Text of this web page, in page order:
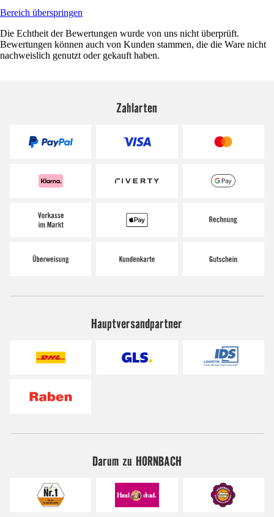
Bereich überspringen
Die Echtheit der Bewertungen wurde von uns nicht überprüft.
Bewertungen können auch von Kunden stammen, die die Ware nicht
nachweislich genutzt oder gekauft haben.
Zahlarten
Hauptversandpartner
Darum zu HORNBACH